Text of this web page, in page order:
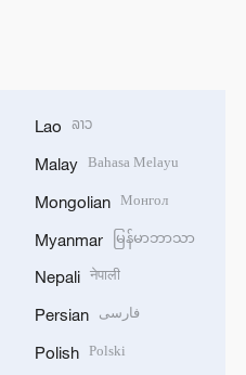
Lao ລາວ
Malay Bahasa Melayu
Mongolian Монгол
Myanmar မြန်မာဘာသာ
Nepali नेपाली
Persian فارسی
Polish Polski